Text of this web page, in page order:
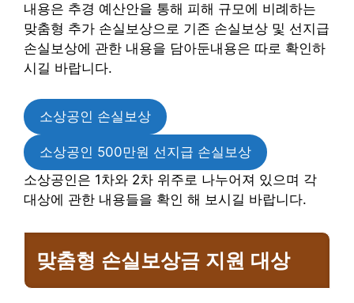
내용은 추경 예산안을 통해 피해 규모에 비례하는
맞춤형 추가 손실보상으로 기존 손실보상 및 선지급
손실보상에 관한 내용을 담아둔내용은 따로 확인하
시길 바랍니다.
소상공인 손실보상
소상공인 500만원 선지급 손실보상
소상공인은 1차와 2차 위주로 나누어져 있으며 각
대상에 관한 내용들을 확인 해 보시길 바랍니다.
맞춤형 손실보상금 지원 대상